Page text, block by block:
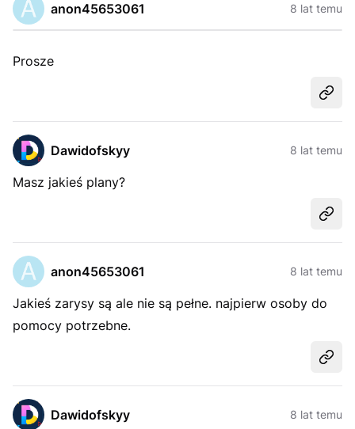
anon45653061 8 lat temu
Prosze
Dawidofskyy 8 lat temu
Masz jakieś plany?
anon45653061 8 lat temu
Jakieś zarysy są ale nie są pełne. najpierw osoby do
pomocy potrzebne.
Dawidofskyy 8 lat temu